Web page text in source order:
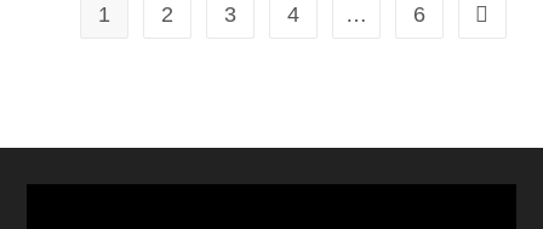
1 2 3 4 … 6